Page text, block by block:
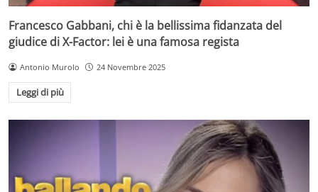
Francesco Gabbani, chi è la bellissima fidanzata del
giudice di X-Factor: lei è una famosa regista
Antonio Murolo 24 Novembre 2025
Leggi di più